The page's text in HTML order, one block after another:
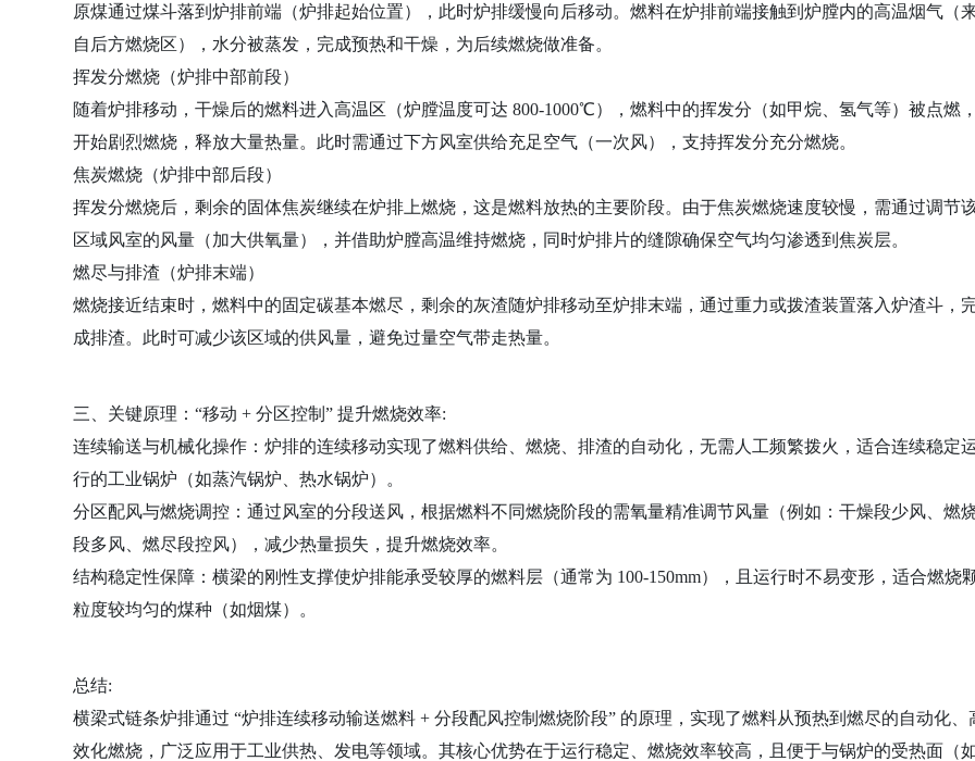
原煤通过煤斗落到炉排前端（炉排起始位置），此时炉排缓慢向后移动。燃料在炉排前端接触到炉膛内的高温烟气（
自后方燃烧区），水分被蒸发，完成预热和干燥，为后续燃烧做准备。
挥发分燃烧（炉排中部前段）
随着炉排移动，干燥后的燃料进入高温区（炉膛温度可达 800-1000℃），燃料中的挥发分（如甲烷、氢气等）被点燃，
开始剧烈燃烧，释放大量热量。此时需通过下方风室供给充足空气（一次风），支持挥发分充分燃烧。
焦炭燃烧（炉排中部后段）
挥发分燃烧后，剩余的固体焦炭继续在炉排上燃烧，这是燃料放热的主要阶段。由于焦炭燃烧速度较慢，需通过调节
区域风室的风量（加大供氧量），并借助炉膛高温维持燃烧，同时炉排片的缝隙确保空气均匀渗透到焦炭层。
燃尽与排渣（炉排末端）
燃烧接近结束时，燃料中的固定碳基本燃尽，剩余的灰渣随炉排移动至炉排末端，通过重力或拨渣装置落入炉渣斗，
成排渣。此时可减少该区域的供风量，避免过量空气带走热量。
三、关键原理：“移动 + 分区控制” 提升燃烧效率:
连续输送与机械化操作：炉排的连续移动实现了燃料供给、燃烧、排渣的自动化，无需人工频繁拨火，适合连续稳定
行的工业锅炉（如蒸汽锅炉、热水锅炉）。
分区配风与燃烧调控：通过风室的分段送风，根据燃料不同燃烧阶段的需氧量精准调节风量（例如：干燥段少风、燃
段多风、燃尽段控风），减少热量损失，提升燃烧效率。
结构稳定性保障：横梁的刚性支撑使炉排能承受较厚的燃料层（通常为 100-150mm），且运行时不易变形，适合燃烧
粒度较均匀的煤种（如烟煤）。
总结:
横梁式链条炉排通过 “炉排连续移动输送燃料 + 分段配风控制燃烧阶段” 的原理，实现了燃料从预热到燃尽的自动化、
效化燃烧，广泛应用于工业供热、发电等领域。其核心优势在于运行稳定、燃烧效率较高，且便于与锅炉的受热面（